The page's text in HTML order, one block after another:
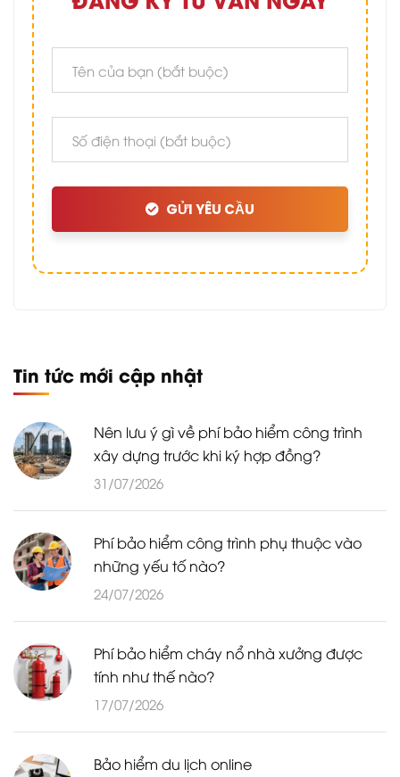
GỬI YÊU CẦU
Tin tức mới cập nhật
Nên lưu ý gì về phí bảo hiểm công trình
xây dựng trước khi ký hợp đồng?
31/07/2026
Phí bảo hiểm công trình phụ thuộc vào
những yếu tố nào?
24/07/2026
Phí bảo hiểm cháy nổ nhà xưởng được
tính như thế nào?
17/07/2026
Bảo hiểm du lịch online